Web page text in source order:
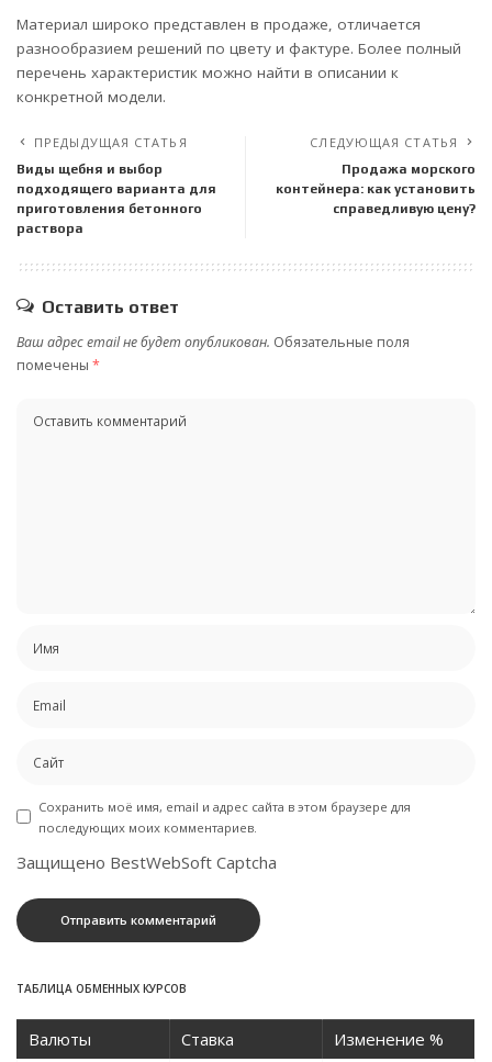
Материал широко представлен в продаже, отличается
разнообразием решений по цвету и фактуре. Более полный
перечень характеристик можно найти в описании к
конкретной модели.
ПРЕДЫДУЩАЯ СТАТЬЯ
Виды щебня и выбор
подходящего варианта для
приготовления бетонного
раствора
СЛЕДУЮЩАЯ СТАТЬЯ
Продажа морского
контейнера: как установить
справедливую цену?
Оставить ответ
Ваш адрес email не будет опубликован. Обязательные поля
помечены *
Сохранить моё имя, email и адрес сайта в этом браузере для
последующих моих комментариев.
Защищено BestWebSoft Captcha
ТАБЛИЦА ОБМЕННЫХ КУРСОВ
Валюты Ставка
Изменение %